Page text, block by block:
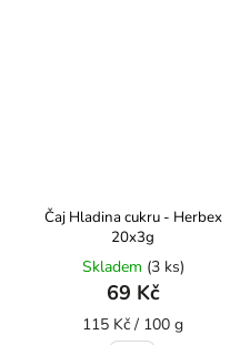
Čaj Hladina cukru - Herbex
20x3g
Skladem (3 ks)
69 Kč
115 Kč / 100 g